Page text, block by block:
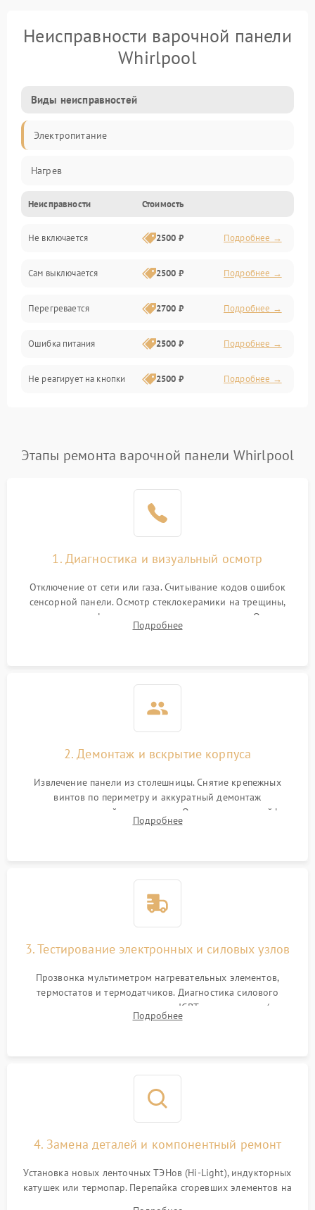
Неисправности варочной панели
Whirlpool
Виды неисправностей
Электропитание
Нагрев
Неисправности Стоимость
Не включается 2500 ₽ Подробнее →
Сам выключается 2500 ₽ Подробнее →
Перегревается 2700 ₽ Подробнее →
Ошибка питания 2500 ₽ Подробнее →
Не реагирует на кнопки 2500 ₽ Подробнее →
Этапы ремонта варочной панели Whirlpool
1. Диагностика и визуальный осмотр
Отключение от сети или газа. Считывание кодов ошибок
сенсорной панели. Осмотр стеклокерамики на трещины,
проверка конфорок на равномерность нагрева. Опрос
клиента о симптомах (не включается, не видит посуду,
Подробнее
2. Демонтаж и вскрытие корпуса
Извлечение панели из столешницы. Снятие крепежных
винтов по периметру и аккуратный демонтаж
стеклокерамической поверхности. Отсоединение шлейфов
сенсорного блока для доступа к силовым платам, катушкам
Подробнее
3. Тестирование электронных и силовых узлов
Прозвонка мультиметром нагревательных элементов,
термостатов и термодатчиков. Диагностика силового
модуля, реле, диодных мостов и IGBT-транзисторов (для
индукции). Проверка кранов и газ-контроля (для газовых
Подробнее
4. Замена деталей и компонентный ремонт
Установка новых ленточных ТЭНов (Hi-Light), индукторных
катушек или термопар. Перепайка сгоревших элементов на